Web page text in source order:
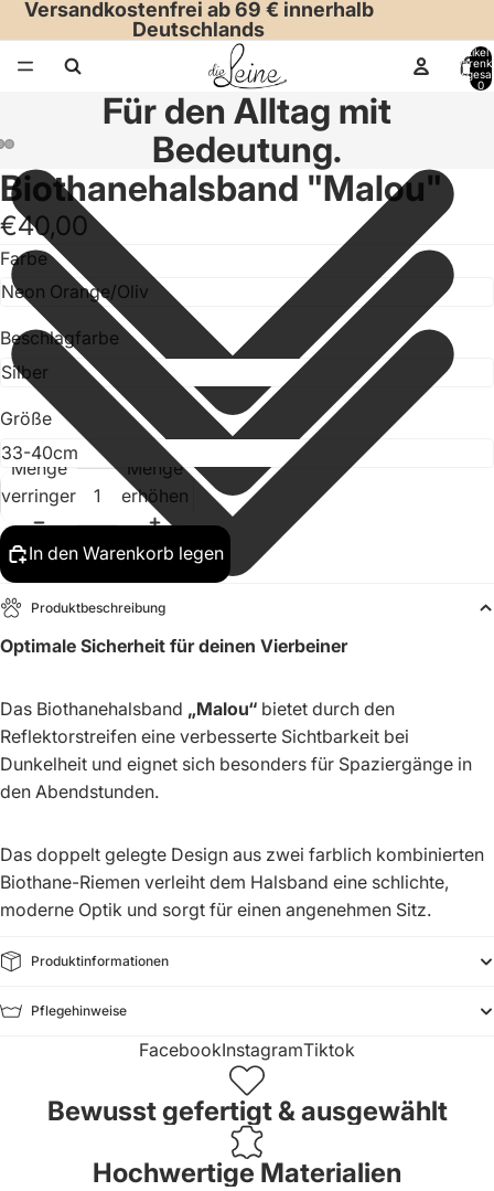
Versandkostenfrei ab 69 € innerhalb
Deutschlands
Artikel
0
Für den Alltag mit
Bedeutung.
Biothanehalsband "Malou"
€40,00
Farbe
Beschlagfarbe
Größe
Menge
verringern
Menge
erhöhen
In den Warenkorb legen
Produktbeschreibung
Optimale Sicherheit für deinen Vierbeiner
Das Biothanehalsband „Malou“ bietet durch den
Reflektorstreifen eine verbesserte Sichtbarkeit bei
Dunkelheit und eignet sich besonders für Spaziergänge in
den Abendstunden.
Das doppelt gelegte Design aus zwei farblich kombinierten
Biothane-Riemen verleiht dem Halsband eine schlichte,
moderne Optik und sorgt für einen angenehmen Sitz.
Produktinformationen
Pflegehinweise
FacebookInstagramTiktok
Bewusst gefertigt & ausgewählt
Hochwertige Materialien